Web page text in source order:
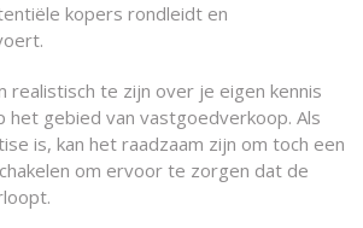
kopers rondleidt en
realistisch te zijn over je eigen kennis
het gebied van vastgoedverkoop. Als
is, kan het raadzaam zijn om toch een
om ervoor te zorgen dat de